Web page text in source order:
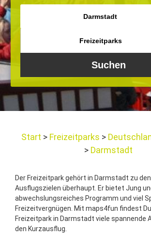
Start Freizeitparks
Darmstadt
Der Freizeitpark gehört in Darmstadt zu
Ausflugszielen überhaupt. Er bietet Jung
abwechslungsreiches Programm und viel
Freizeitvergnügen. Mit maps4fun findest
Freizeitpark in Darmstadt viele spannende
den Kurzausflug.